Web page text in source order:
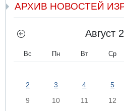
АРХИВ НОВОСТЕЙ
Август
Вс Пн Вт Ср
2
3 4 5
9
10 11 12